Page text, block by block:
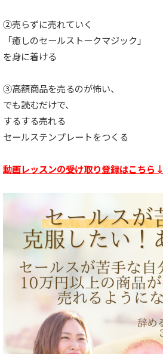
②売らずに売れていく
「癒しのセールストークマジック」
を身に着ける
③高額商品を売るのが怖い、
でも読むだけで、
するする売れる
セールステンプレートをつくる
動画レッスンの受け取り登録はこちら↓